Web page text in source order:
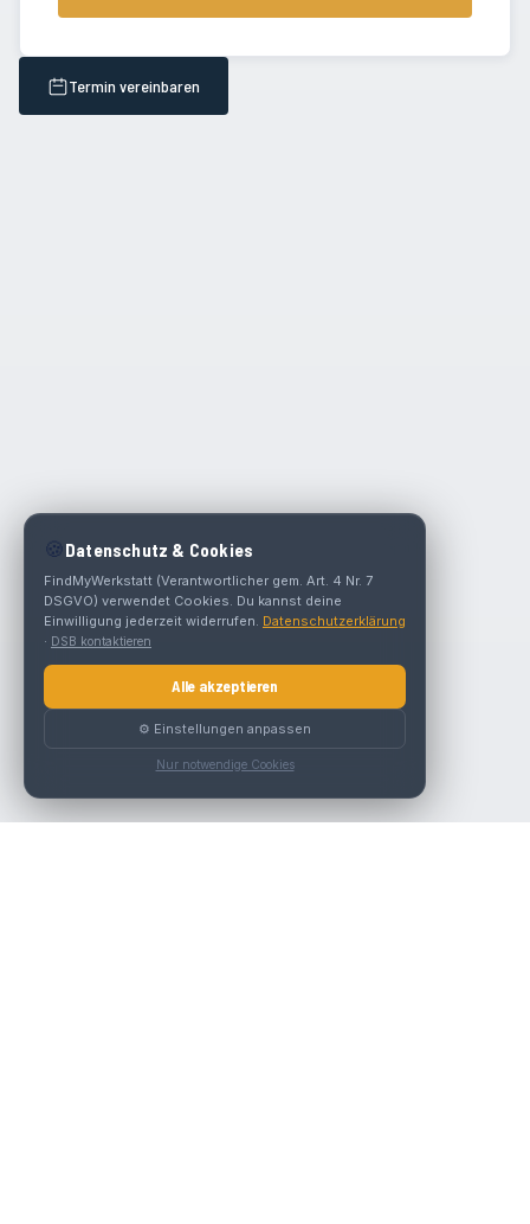
Termin vereinbaren
🍪 Datenschutz & Cookies
FindMyWerkstatt (Verantwortlicher gem. Art. 4 Nr. 7
DSGVO) verwendet Cookies. Du kannst deine
Einwilligung jederzeit widerrufen. Datenschutzerklärung
· DSB kontaktieren
Alle akzeptieren
⚙️ Einstellungen anpassen
Nur notwendige Cookies